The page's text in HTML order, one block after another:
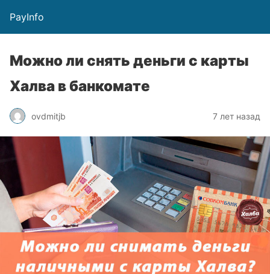
PayInfo
Можно ли снять деньги с карты
Халва в банкомате
ovdmitjb 7 лет назад